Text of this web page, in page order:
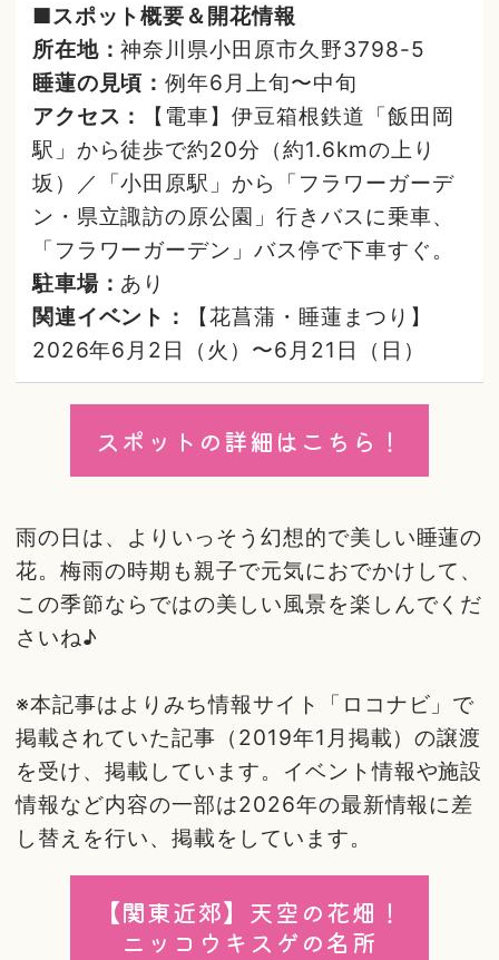
■スポット概要＆開花情報
所在地：神奈川県小田原市久野3798-5
睡蓮の見頃：例年6月上旬〜中旬
アクセス：
【電車】伊豆箱根鉄道「飯田岡
駅」から徒歩で約20分（約1.6kmの上り
坂）／「小田原駅」から「フラワーガーデ
ン・県立諏訪の原公園」行きバスに乗車、
「フラワーガーデン」バス停で下車すぐ。
駐車場： あり
関連イベント：
【花菖蒲・睡蓮まつり】
2026年6月2日（火）〜6月21日（日）
スポットの詳細はこちら！
雨の日は、よりいっそう幻想的で美しい睡蓮の
花。梅雨の時期も親子で元気におでかけして、
この季節ならではの美しい風景を楽しんでくだ
さいね♪
※本記事はよりみち情報サイト「ロコナビ」で
掲載されていた記事（2019年1月掲載）の譲渡
を受け、掲載しています。イベント情報や施設
情報など内容の一部は2026年の最新情報に差
し替えを行い、掲載をしています。
【関東近郊】天空の花畑！
ニッコウキスゲの名所